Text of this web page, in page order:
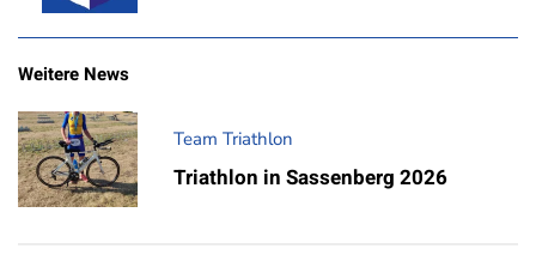
Weitere News
Team Triathlon
Triathlon in Sassenberg 2026